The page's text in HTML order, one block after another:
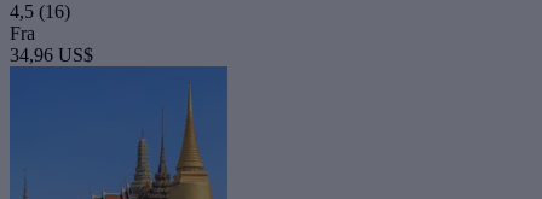
4,5 (16)
Fra
34,96 US$